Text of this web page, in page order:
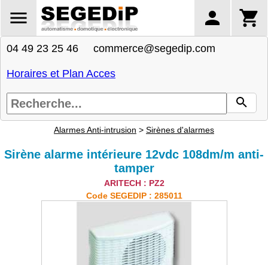
04 49 23 25 46 commerce@segedip.com
Horaires et Plan Acces
Alarmes Anti-intrusion > Sirènes d'alarmes
Sirène alarme intérieure 12vdc 108dm/m anti-
tamper
ARITECH : PZ2
Code SEGEDIP : 285011